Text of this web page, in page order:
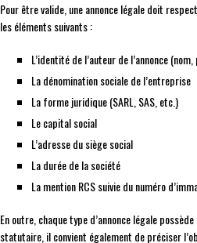
Pour être valide, une annonce légale doit
les éléments suivants :
L’identité de l’auteur de l’annonce
La dénomination sociale de l’entreprise
La forme juridique (SARL, SAS, etc.)
Le capital social
L’adresse du siège social
La durée de la société
La mention RCS suivie du numéro
En outre, chaque type d’annonce légale
statutaire, il convient également de préciser